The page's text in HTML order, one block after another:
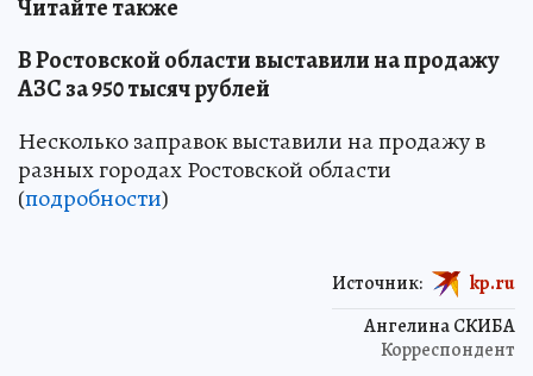
Читайте также
В Ростовской области выставили на продажу
АЗС за 950 тысяч рублей
Несколько заправок выставили на продажу в
разных городах Ростовской области
(подробности)
Ангелина СКИБА
Корреспондент
Источник: kp.ru